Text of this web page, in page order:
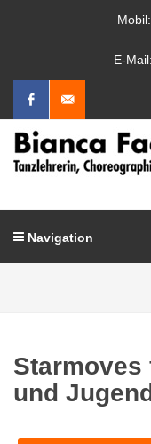
E-
Facebook
Mail
schreiben
Navigation
Starmoves
und